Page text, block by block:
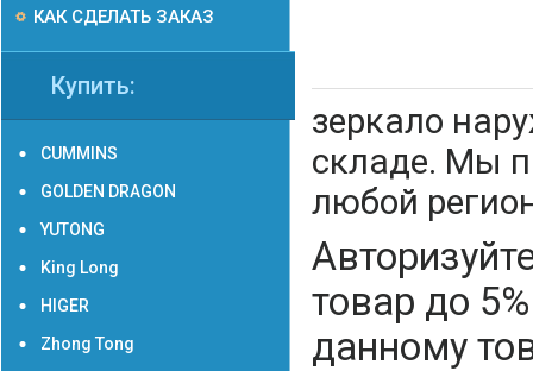
зеркало
складе. Мы
любой
товар до
данному
КАК СДЕЛАТЬ ЗАКАЗ
Купить:
CUMMINS
GOLDEN DRAGON
YUTONG
King Long
HIGER
Zhong Tong